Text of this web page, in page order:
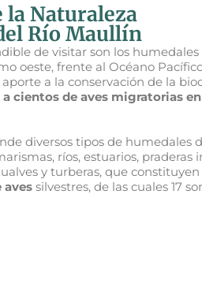
la Naturaleza
Río Maullín
de visitar son los
oeste, frente al Océano
a la conservación de la
a cientos de aves migratorias
diversos tipos de humedales
ríos, estuarios, praderas
y turberas, que
aves silvestres, de las cuales 17